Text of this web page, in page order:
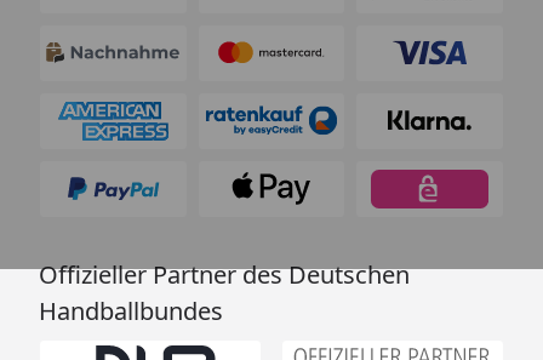
Offizieller Partner des Deutschen
Handballbundes